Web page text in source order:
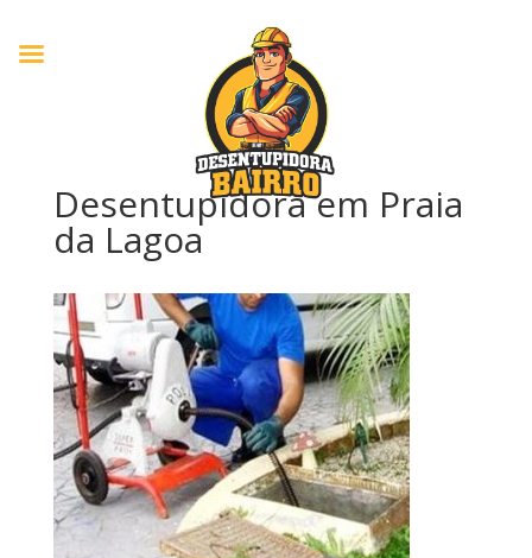
Desentupidora em Praia
da Lagoa